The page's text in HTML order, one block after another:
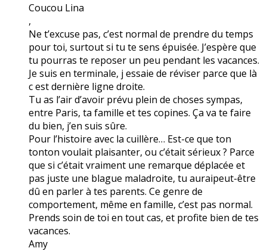
Coucou Lina
,
Ne t’excuse pas, c’est normal de prendre du temps
pour toi, surtout si tu te sens épuisée. J’espère que
tu pourras te reposer un peu pendant les vacances.
Je suis en terminale, j essaie de réviser parce que là
c est dernière ligne droite.
Tu as l’air d’avoir prévu plein de choses sympas,
entre Paris, ta famille et tes copines. Ça va te faire
du bien, j’en suis sûre.
Pour l’histoire avec la cuillère… Est-ce que ton
tonton voulait plaisanter, ou c’était sérieux ? Parce
que si c’était vraiment une remarque déplacée et
pas juste une blague maladroite, tu auraipeut-être
dû en parler à tes parents. Ce genre de
comportement, même en famille, c’est pas normal.
Prends soin de toi en tout cas, et profite bien de tes
vacances.
Amy